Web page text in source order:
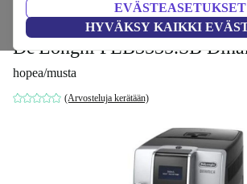
EVÄSTEASETUKSET
HYVÄKSY KAIKKI
Juomat Kahvi
De'Longhi FEB3535.SB
hopea/musta
(Arvosteluja kerätään)